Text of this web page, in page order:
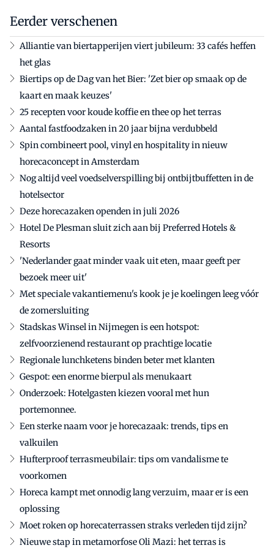
Eerder verschenen
Alliantie van biertapperijen viert jubileum: 33 cafés heffen
het glas
Biertips op de Dag van het Bier: 'Zet bier op smaak op de
kaart en maak keuzes'
25 recepten voor koude koffie en thee op het terras
Aantal fastfoodzaken in 20 jaar bijna verdubbeld
Spin combineert pool, vinyl en hospitality in nieuw
horecaconcept in Amsterdam
Nog altijd veel voedselverspilling bij ontbijtbuffetten in de
hotelsector
Deze horecazaken openden in juli 2026
Hotel De Plesman sluit zich aan bij Preferred Hotels &
Resorts
'Nederlander gaat minder vaak uit eten, maar geeft per
bezoek meer uit'
Met speciale vakantiemenu's kook je je koelingen leeg vóór
de zomersluiting
Stadskas Winsel in Nijmegen is een hotspot:
zelfvoorzienend restaurant op prachtige locatie
Regionale lunchketens binden beter met klanten
Gespot: een enorme bierpul als menukaart
Onderzoek: Hotelgasten kiezen vooral met hun
portemonnee.
Een sterke naam voor je horecazaak: trends, tips en
valkuilen
Hufterproof terrasmeubilair: tips om vandalisme te
voorkomen
Horeca kampt met onnodig lang verzuim, maar er is een
oplossing
Moet roken op horecaterrassen straks verleden tijd zijn?
Nieuwe stap in metamorfose Oli Mazi: het terras is